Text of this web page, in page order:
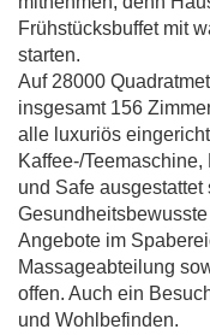
Frühstücksbuffet mit
starten.
Auf 28000
insgesamt 156
alle luxuriös
Kaffee-/
und Safe ausgestattet
Angebote im
Massageabteilung
offen. Auch ein
und Wohlbefinden.